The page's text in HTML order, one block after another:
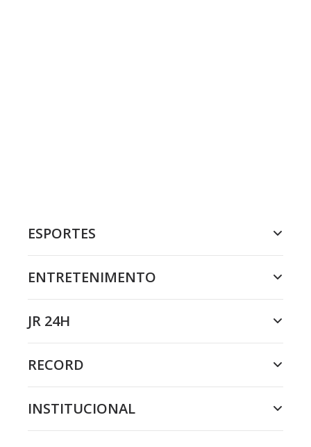
ESPORTES
ENTRETENIMENTO
JR 24H
RECORD
INSTITUCIONAL